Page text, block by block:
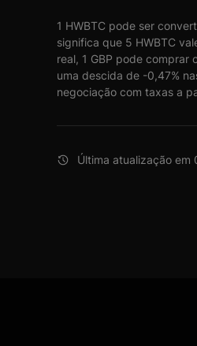
1 HWBTC pode ser
significa que 5 HWBTC
real, 1 GBP pode comprar
uma descida de -0,47%
negociação com taxas a
Última atualização